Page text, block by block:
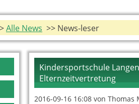
Alle News >> News-leser
Kindersportschule
Elternzeitvertretung
2016-09-16 16:08 von Thomas